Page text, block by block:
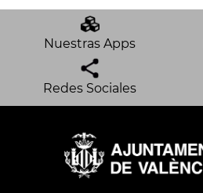
Nuestras Apps
Redes Sociales